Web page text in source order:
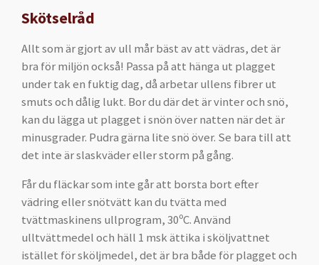
Skötselråd
Allt som är gjort av ull mår bäst av att vädras, det är
bra för miljön också! Passa på att hänga ut plagget
under tak en fuktig dag, då arbetar ullens fibrer ut
smuts och dålig lukt. Bor du där det är vinter och snö,
kan du lägga ut plagget i snön över natten när det är
minusgrader. Pudra gärna lite snö över. Se bara till att
det inte är slaskväder eller storm på gång.
Får du fläckar som inte går att borsta bort efter
vädring eller snötvätt kan du tvätta med
tvättmaskinens ullprogram, 30ºC. Använd
ulltvättmedel och häll 1 msk ättika i sköljvattnet
istället för sköljmedel, det är bra både för plagget och